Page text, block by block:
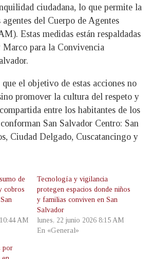
ciudadana, lo que permite la
del Cuerpo de Agentes
Estas medidas están respaldadas
para la Convivencia
el objetivo de estas acciones no
promover la cultura del respeto y
entre los habitantes de los
San Salvador Centro: San
Ciudad Delgado, Cuscatancingo y
de
cobros
AM
Tecnología y vigilancia
protegen espacios donde niños
y familias conviven en San
Salvador
lunes, 22 junio 2026 8:15 AM
En «General»
por